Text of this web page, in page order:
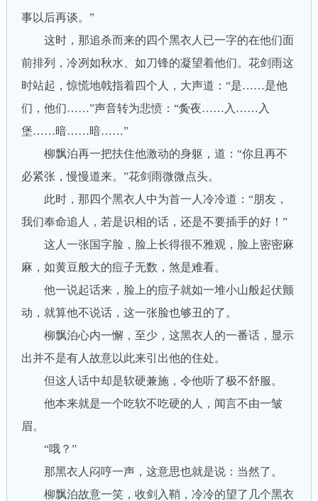
事以后再谈。”
这时，那追杀而来的四个黑衣人已一字的在他们面
前排列，冷冽如秋水、如刀锋的凝望着他们。花剑雨这
时站起，惊慌地戟指着四个人，大声道：“是……是他
们，他们……”声音转为悲愤：“夤夜……入……入
堡……暗……暗……”
柳飘泊再一把扶住他激动的身躯，道：“你且再不
必紧张，慢慢道来。”花剑雨微微点头。
此时，那四个黑衣人中为首一人冷冷道：“朋友，
我们奉命追人，若是识相的话，还是不要插手的好！”
这人一张国字脸，脸上长得很不雅观，脸上密密麻
麻，如黄豆般大的痘子无数，煞是难看。
他一说起话来，脸上的痘子就如一堆小山般起伏颤
动，就算他不说话，这一张脸也够丑的了。
柳飘泊心内一懈，至少，这黑衣人的一番话，显示
出并不是有人故意以此来引出他的住处。
但这人话中却是软硬兼施，令他听了极不舒服。
他本来就是一个吃软不吃硬的人，闻言不由一皱
眉。
“哦？”
那黑衣人闷哼一声，这意思也就是说：当然了。
柳飘泊故意一笑，收剑入鞘，冷冷的望了几个黑衣